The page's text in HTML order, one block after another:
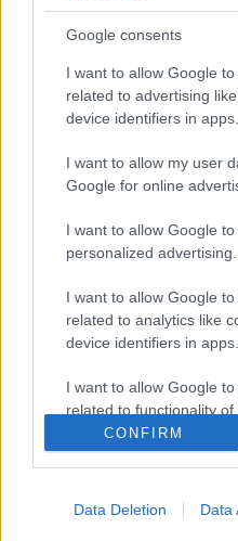
Google consents
I want to allow Google
related to advertising
device identifiers in apps.
I want to allow my user
Google for online
I want to allow Google
personalized advertising.
I want to allow Google
related to analytics like
device identifiers in apps.
I want to allow Google
related to functionality of
I want to allow Google to
I want to allow Google
CONFIRM
Data Deletion Data
lo
Posible alineación: David
Djené, Olivera – Nyom,
Mata, Enes Unal.
Estos jugadores son baja :
Estos jugadores son duda:
mismo once que venció en
¿Aún no juegas a